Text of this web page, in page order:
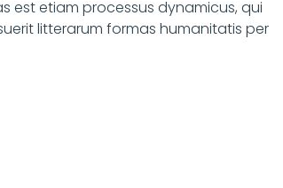
est etiam processus dynamicus, qui
litterarum formas humanitatis per